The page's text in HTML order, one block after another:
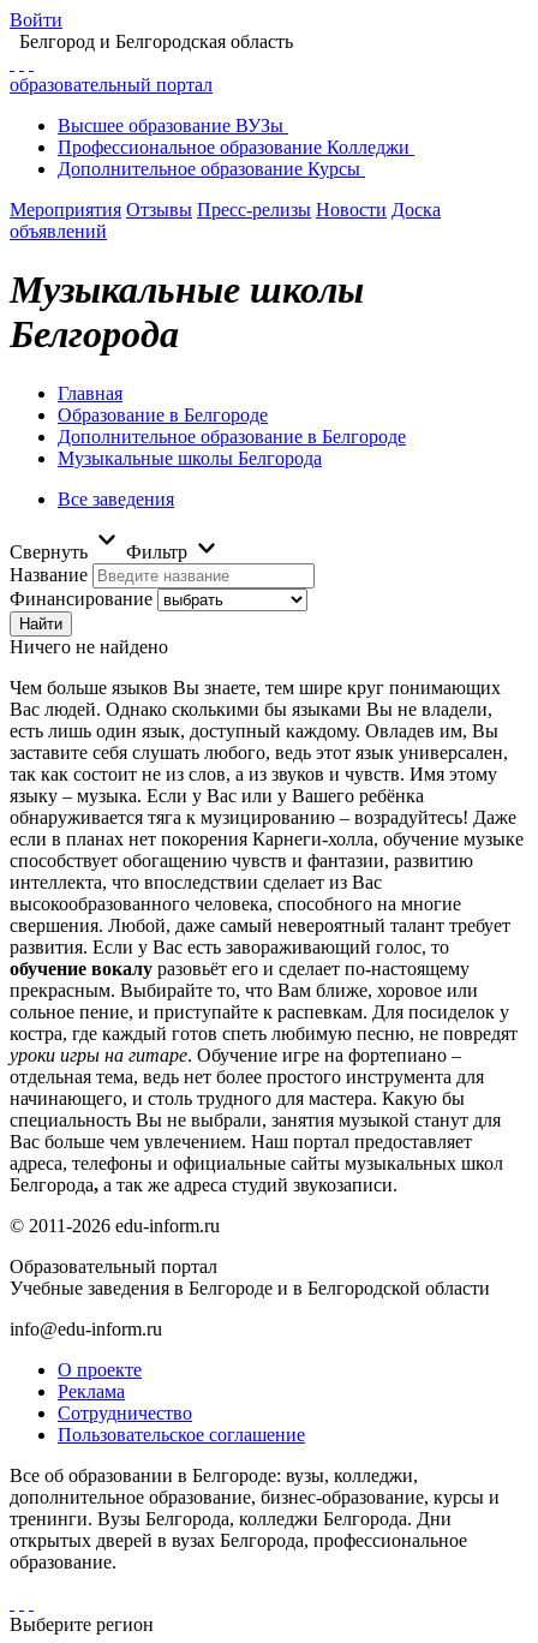
Войти
Белгород и Белгородская область
образовательный портал
Высшее образование ВУЗы
Профессиональное образование Колледжи
Дополнительное образование Курсы
Мероприятия Отзывы Пресс-релизы Новости Доска
объявлений
Музыкальные школы
Белгорода
Главная
Образование в Белгороде
Дополнительное образование в Белгороде
Музыкальные школы Белгорода
Все заведения
Свернуть
Фильтр
Название
Финансирование
Ничего не найдено
Чем больше языков Вы знаете, тем шире круг понимающих
Вас людей. Однако сколькими бы языками Вы не владели,
есть лишь один язык, доступный каждому. Овладев им, Вы
заставите себя слушать любого, ведь этот язык универсален,
так как состоит не из слов, а из звуков и чувств. Имя этому
языку – музыка. Если у Вас или у Вашего ребёнка
обнаруживается тяга к музицированию – возрадуйтесь! Даже
если в планах нет покорения Карнеги-холла, обучение музыке
способствует обогащению чувств и фантазии, развитию
интеллекта, что впоследствии сделает из Вас
высокообразованного человека, способного на многие
свершения. Любой, даже самый невероятный талант требует
развития. Если у Вас есть завораживающий голос, то
обучение вокалу разовьёт его и сделает по-настоящему
прекрасным. Выбирайте то, что Вам ближе, хоровое или
сольное пение, и приступайте к распевкам. Для посиделок у
костра, где каждый готов спеть любимую песню, не повредят
уроки игры на гитаре. Обучение игре на фортепиано –
отдельная тема, ведь нет более простого инструмента для
начинающего, и столь трудного для мастера. Какую бы
специальность Вы не выбрали, занятия музыкой станут для
Вас больше чем увлечением. Наш портал предоставляет
адреса, телефоны и официальные сайты музыкальных школ
Белгорода, а так же адреса студий звукозаписи.
© 2011-2026 edu-inform.ru
Образовательный портал
Учебные заведения в Белгороде и в Белгородской области
info@edu-inform.ru
О проекте
Реклама
Сотрудничество
Пользовательское соглашение
Все об образовании в Белгороде: вузы, колледжи,
дополнительное образование, бизнес-образование, курсы и
тренинги. Вузы Белгорода, колледжи Белгорода. Дни
открытых дверей в вузах Белгорода, профессиональное
образование.
Выберите регион